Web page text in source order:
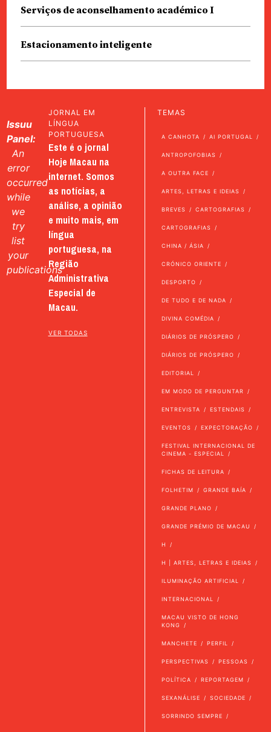
Serviços de aconselhamento académico I
Estacionamento inteligente
Issuu
Panel:
An
error
occurred
while
we
try
list
your
publications
JORNAL EM
LÍNGUA
PORTUGUESA
Este é o jornal
Hoje Macau na
internet. Somos
as notícias, a
análise, a opinião
e muito mais, em
língua
portuguesa, na
Região
Administrativa
Especial de
Macau.
VER TODAS
TEMAS
A CANHOTA AI PORTUGAL
ANTROPOFOBIAS
A OUTRA FACE
ARTES, LETRAS E IDEIAS
BREVES CARTOGRAFIAS
CARTOGRAFIAS
CHINA / ÁSIA
CRÓNICO ORIENTE
DESPORTO
DE TUDO E DE NADA
DIVINA COMÉDIA
DIÁRIOS DE PRÓSPERO
DIÁRIOS DE PRÓSPERO
EDITORIAL
EM MODO DE PERGUNTAR
ENTREVISTA ESTENDAIS
EVENTOS EXPECTORAÇÃO
FESTIVAL INTERNACIONAL DE
CINEMA - ESPECIAL
FICHAS DE LEITURA
FOLHETIM GRANDE BAÍA
GRANDE PLANO
GRANDE PRÉMIO DE MACAU
H
H | ARTES, LETRAS E IDEIAS
ILUMINAÇÃO ARTIFICIAL
INTERNACIONAL
MACAU VISTO DE HONG
KONG
MANCHETE PERFIL
PERSPECTIVAS PESSOAS
POLÍTICA REPORTAGEM
SEXANÁLISE SOCIEDADE
SORRINDO SEMPRE